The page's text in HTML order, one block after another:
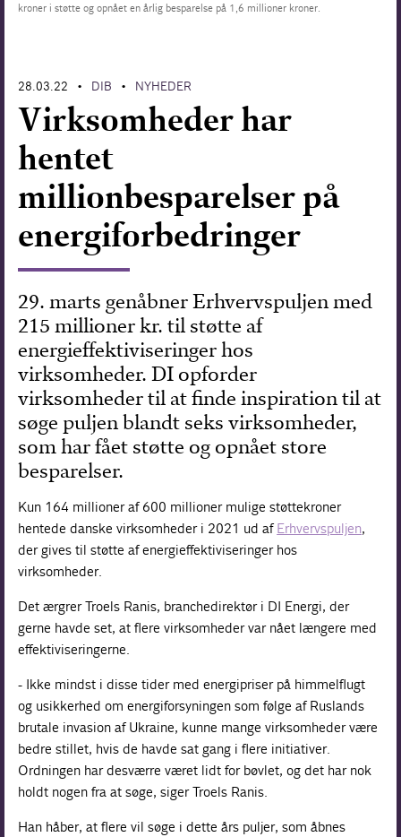
kroner i støtte og opnået en årlig besparelse på 1,6 millioner kroner.
28.03.22 • DIB • NYHEDER
Virksomheder har
hentet
millionbesparelser på
energiforbedringer
29. marts genåbner Erhvervspuljen med
215 millioner kr. til støtte af
energieffektiviseringer hos
virksomheder. DI opforder
virksomheder til at finde inspiration til at
søge puljen blandt seks virksomheder,
som har fået støtte og opnået store
besparelser.
Kun 164 millioner af 600 millioner mulige støttekroner
hentede danske virksomheder i 2021 ud af Erhvervspuljen,
der gives til støtte af energieffektiviseringer hos
virksomheder.
Det ærgrer Troels Ranis, branchedirektør i DI Energi, der
gerne havde set, at flere virksomheder var nået længere med
effektiviseringerne.
- Ikke mindst i disse tider med energipriser på himmelflugt
og usikkerhed om energiforsyningen som følge af Ruslands
brutale invasion af Ukraine, kunne mange virksomheder være
bedre stillet, hvis de havde sat gang i flere initiativer.
Ordningen har desværre været lidt for bøvlet, og det har nok
holdt nogen fra at søge, siger Troels Ranis.
Han håber, at flere vil søge i dette års puljer, som åbnes